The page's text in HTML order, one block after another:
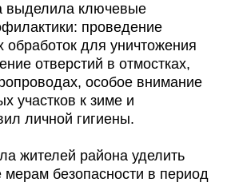
выделила ключевые
проведение
обработок для уничтожения
отверстий в отмостках,
особое внимание
участков к зиме и
личной гигиены.
жителей района уделить
безопасности в период